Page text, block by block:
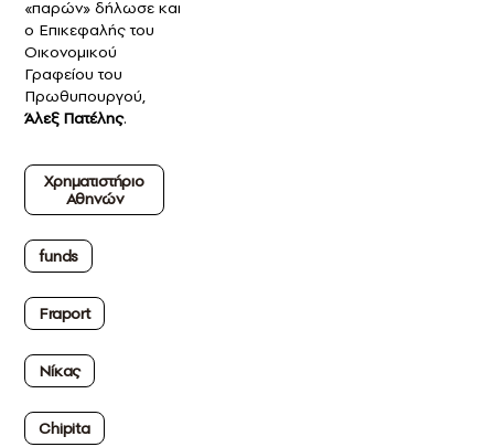
«παρών» δήλωσε και
ο Επικεφαλής του
Οικονομικού
Γραφείου του
Πρωθυπουργού,
Άλεξ Πατέλης.
Χρηματιστήριο
Αθηνών
funds
Fraport
Νίκας
Chipita